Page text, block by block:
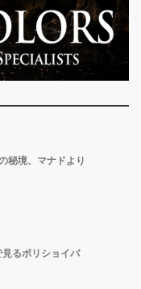
秘境、マナドより
るボリショイバ